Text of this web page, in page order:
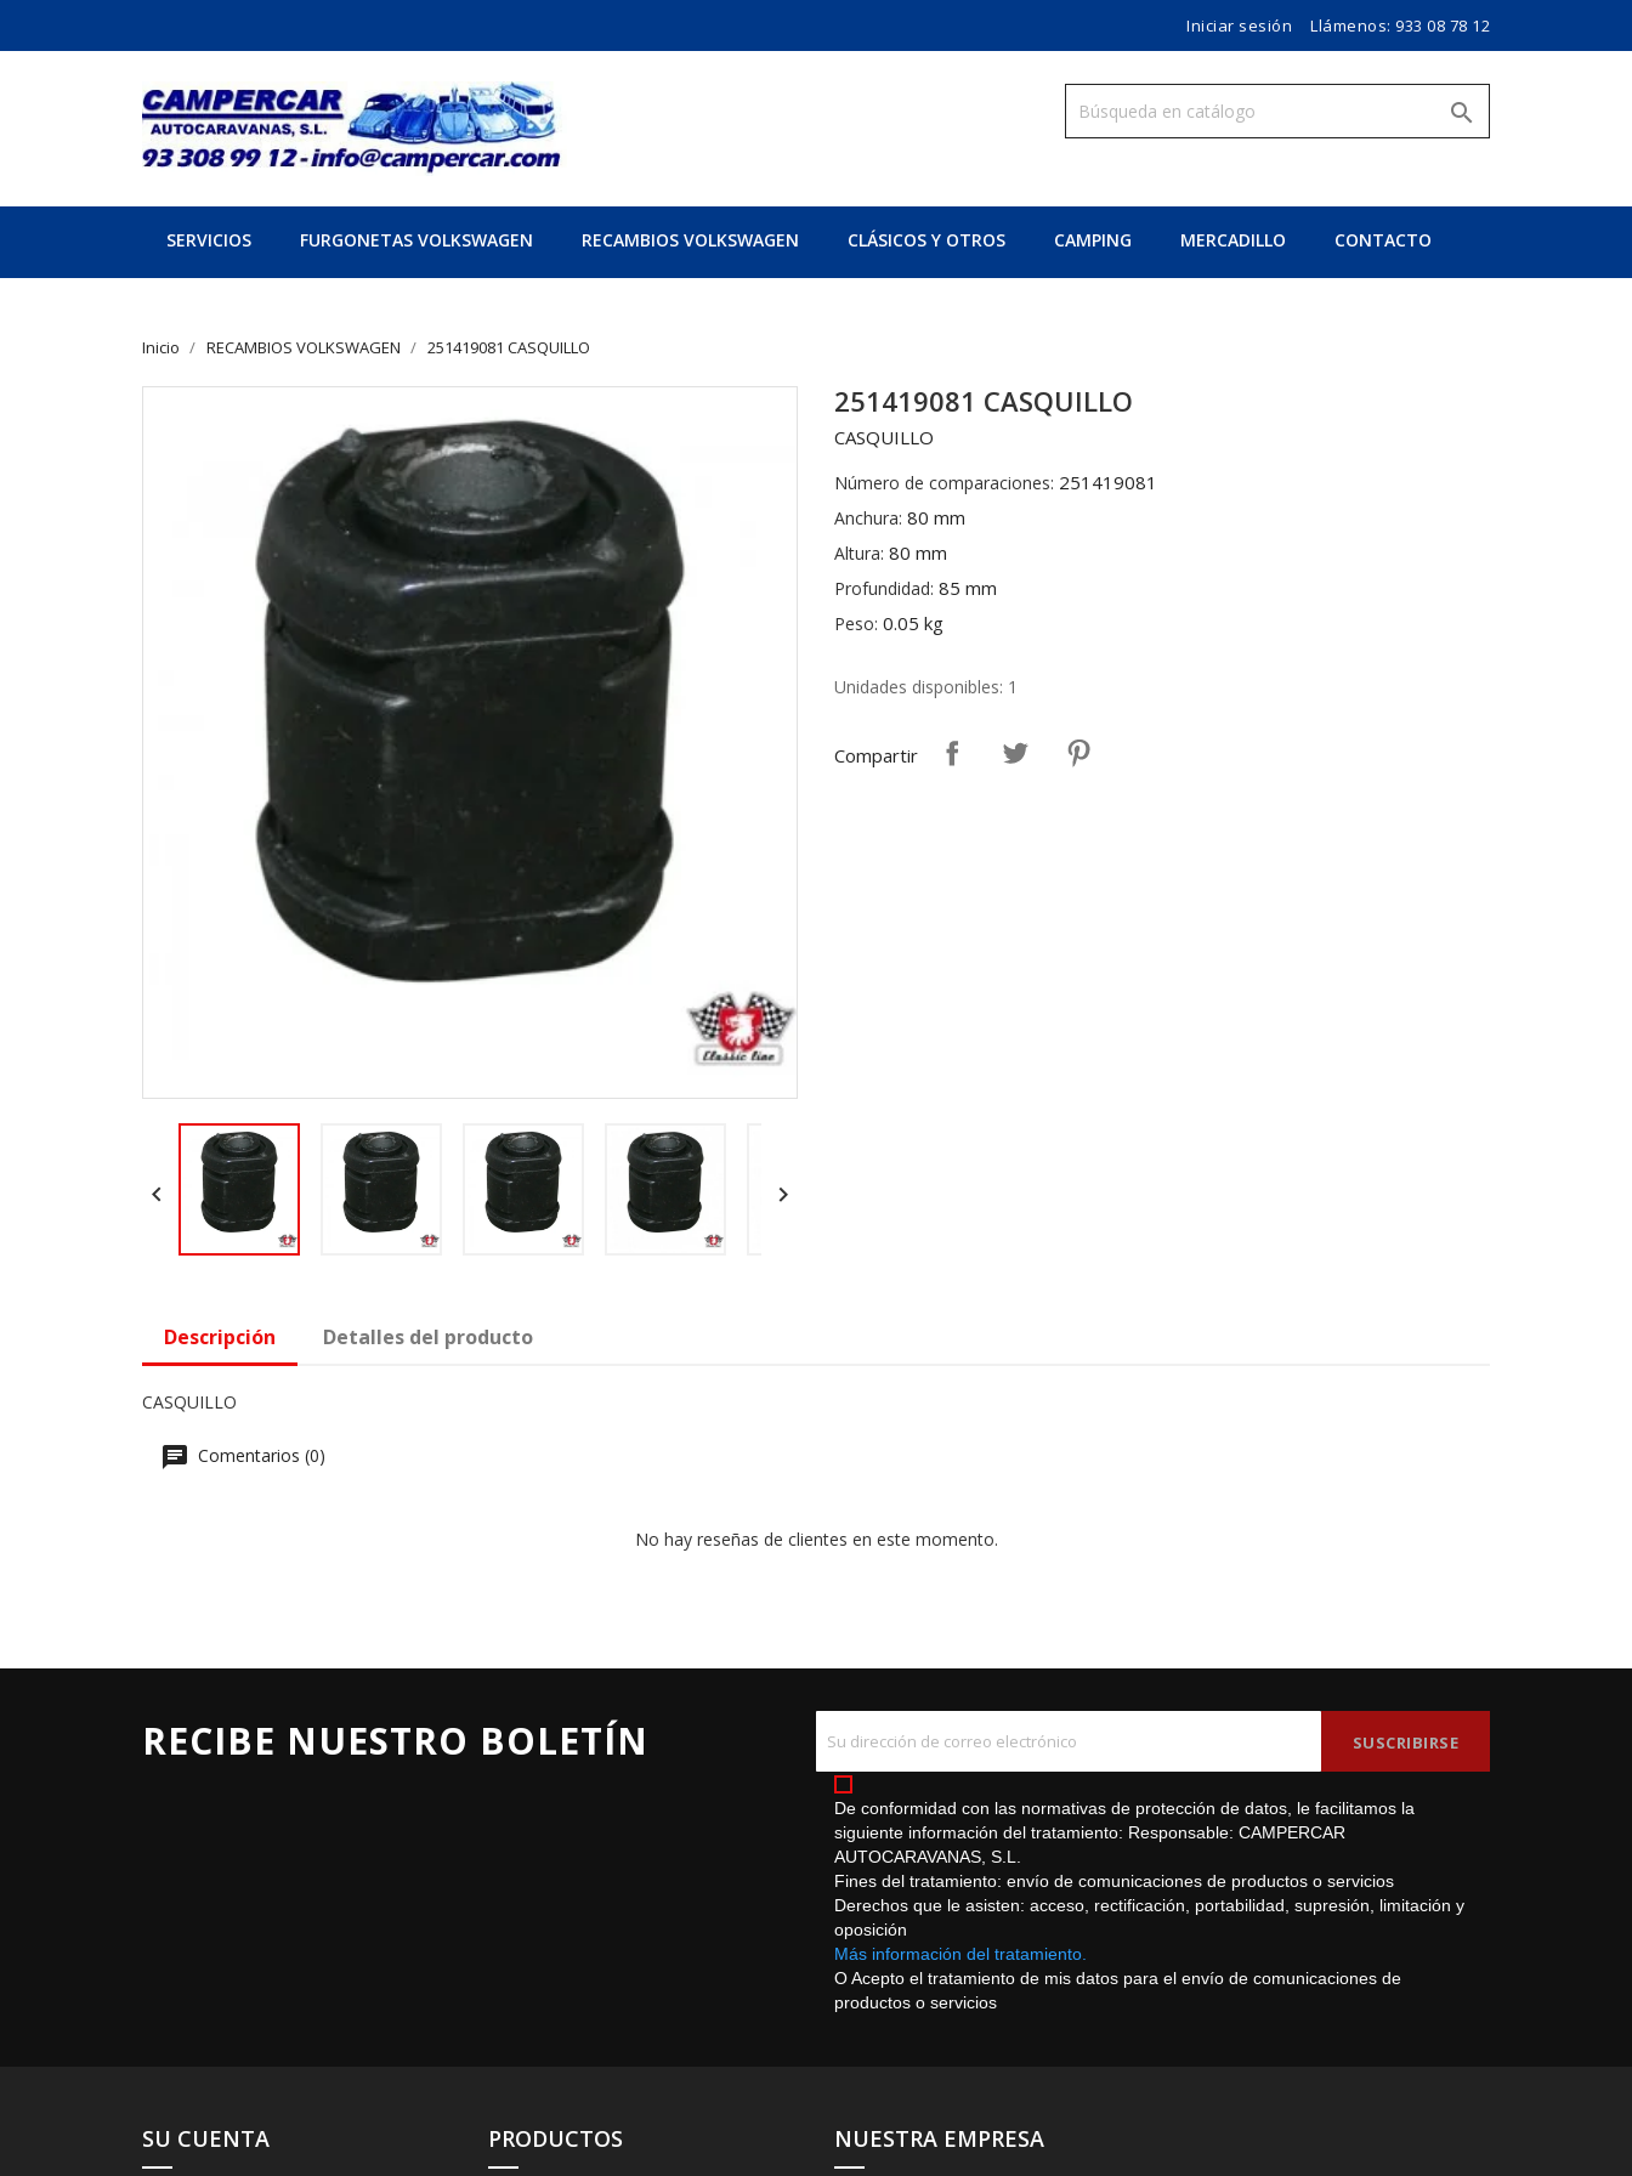
Iniciar sesión Llámenos: 933 08 78 12

SERVICIOS FURGONETAS VOLKSWAGEN RECAMBIOS VOLKSWAGEN CLÁSICOS Y OTROS CAMPING MERCADILLO CONTACTO
Inicio RECAMBIOS VOLKSWAGEN 251419081 CASQUILLO
 
251419081 CASQUILLO
CASQUILLO
Número de comparaciones: 251419081
Anchura: 80 mm
Altura: 80 mm
Profundidad: 85 mm
Peso: 0.05 kg
Unidades disponibles: 1
Compartir
Descripción Detalles del producto
CASQUILLO
Comentarios (0)
No hay reseñas de clientes en este momento.
RECIBE NUESTRO BOLETÍN
De conformidad con las normativas de protección de datos, le facilitamos la
siguiente información del tratamiento: Responsable: CAMPERCAR
AUTOCARAVANAS, S.L.
Fines del tratamiento: envío de comunicaciones de productos o servicios
Derechos que le asisten: acceso, rectificación, portabilidad, supresión, limitación y
oposición
Más información del tratamiento.
O Acepto el tratamiento de mis datos para el envío de comunicaciones de
productos o servicios
SU CUENTA PRODUCTOS NUESTRA EMPRESA